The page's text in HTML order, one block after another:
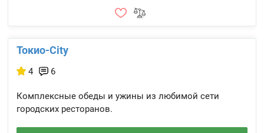
Токио-City
4 6
Комплексные обеды и ужины из любимой сети
городских ресторанов.